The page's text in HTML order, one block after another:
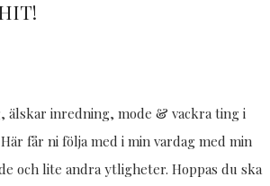
älskar inredning, mode & vackra ting i
får ni följa med i min vardag med min
och lite andra ytligheter. Hoppas du ska